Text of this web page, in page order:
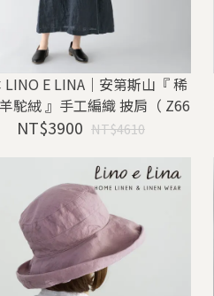
LINO E LINA｜安第斯山『 稀
駝絨 』手工編織 披肩（ Z66
3 ）
NT$3900 NT$4610